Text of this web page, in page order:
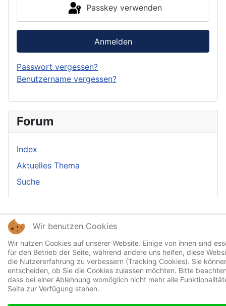
Passkey verwenden
Anmelden
Passwort vergessen?
Benutzername vergessen?
Forum
Index
Aktuelles Thema
Suche
Wir benutzen Cookies
Wir nutzen Cookies auf unserer Website. Einige von ihnen sind
für den Betrieb der Seite, während andere uns helfen, diese
die Nutzererfahrung zu verbessern (Tracking Cookies). Sie
entscheiden, ob Sie die Cookies zulassen möchten. Bitte
dass bei einer Ablehnung womöglich nicht mehr alle
Seite zur Verfügung stehen.